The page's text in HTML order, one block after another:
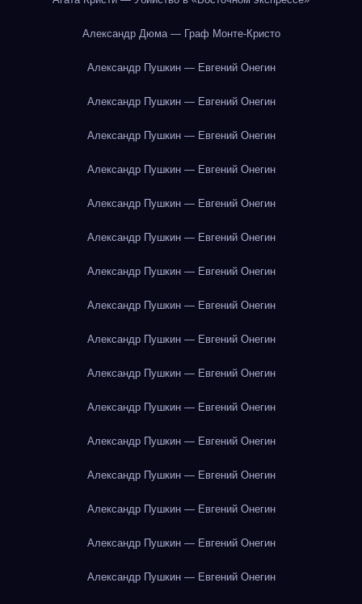
Александр Дюма — Граф Монте-Кристо
Александр Пушкин — Евгений Онегин
Александр Пушкин — Евгений Онегин
Александр Пушкин — Евгений Онегин
Александр Пушкин — Евгений Онегин
Александр Пушкин — Евгений Онегин
Александр Пушкин — Евгений Онегин
Александр Пушкин — Евгений Онегин
Александр Пушкин — Евгений Онегин
Александр Пушкин — Евгений Онегин
Александр Пушкин — Евгений Онегин
Александр Пушкин — Евгений Онегин
Александр Пушкин — Евгений Онегин
Александр Пушкин — Евгений Онегин
Александр Пушкин — Евгений Онегин
Александр Пушкин — Евгений Онегин
Александр Пушкин — Евгений Онегин